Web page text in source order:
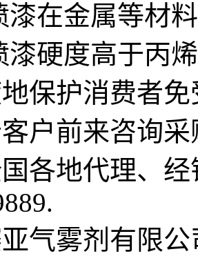
在金属等材
硬度高于丙
保护消费者
户前来咨询采
各地代理、
气雾剂有限公